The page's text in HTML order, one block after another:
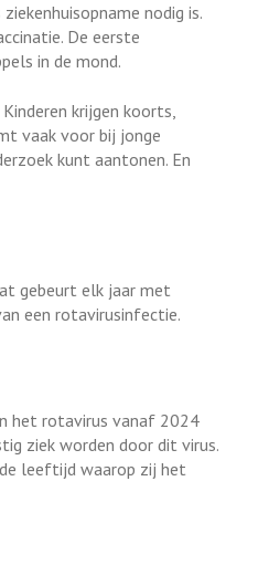
nodig is.
De eerste
in de mond.
krijgen koorts,
vaak voor bij jonge
kunt aantonen. En
gebeurt elk jaar met
een rotavirusinfectie.
het rotavirus vanaf 2024
ziek worden door dit virus.
de leeftijd waarop zij het